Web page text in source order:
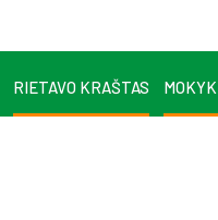
RIETAVO KRAŠTAS